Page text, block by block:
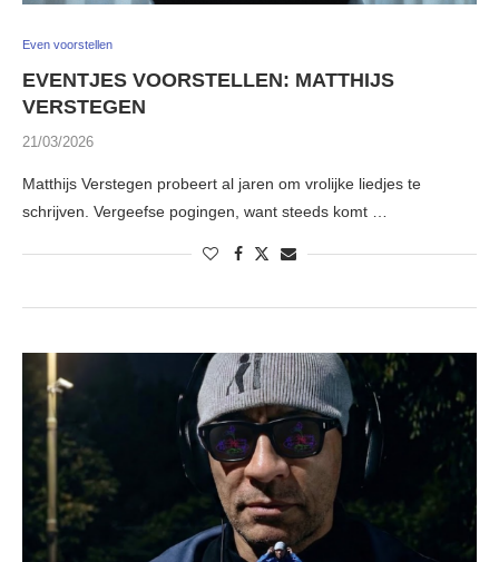
Even voorstellen
EVENTJES VOORSTELLEN: MATTHIJS
VERSTEGEN
21/03/2026
Matthijs Verstegen probeert al jaren om vrolijke liedjes te
schrijven. Vergeefse pogingen, want steeds komt …